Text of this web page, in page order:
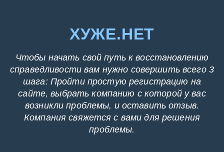
ХУЖЕ.НЕТ
Чтобы начать свой путь к восстановлению
справедливости вам нужно совершить всего 3
шага: Пройти простую регистрацию на
сайте, выбрать компанию с которой у вас
возникли проблемы, и оставить отзыв.
Компания свяжется с вами для решения
проблемы.